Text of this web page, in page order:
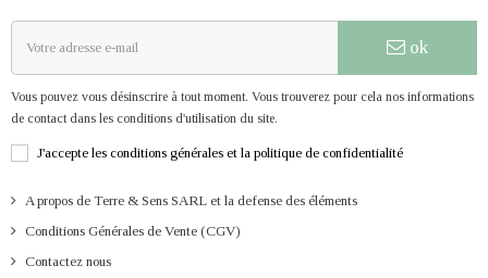
ok
Vous pouvez vous désinscrire à tout moment. Vous trouverez pour cela nos informations
de contact dans les conditions d'utilisation du site.
J'accepte les conditions générales et la politique de confidentialité
A propos de Terre & Sens SARL et la defense des éléments
Conditions Générales de Vente (CGV)
Contactez nous